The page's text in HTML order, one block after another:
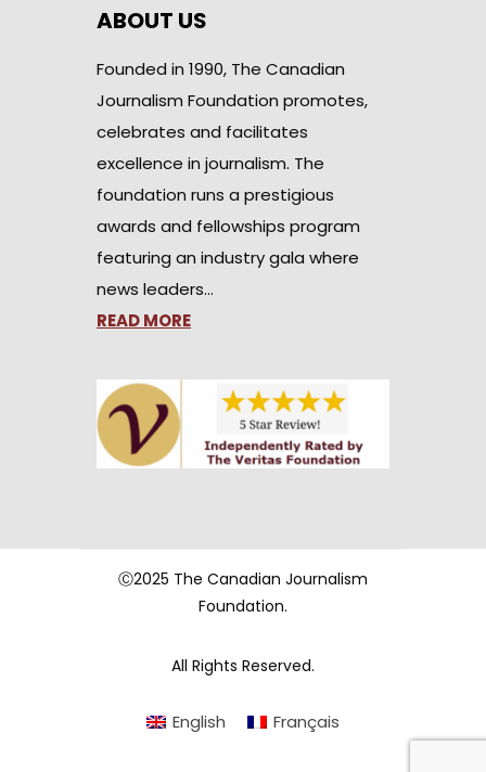
ABOUT US
Founded in 1990, The Canadian
Journalism Foundation promotes,
celebrates and facilitates
excellence in journalism. The
foundation runs a prestigious
awards and fellowships program
featuring an industry gala where
news leaders…
READ MORE
Ⓒ2025 The Canadian Journalism
Foundation.
All Rights Reserved.
English Français